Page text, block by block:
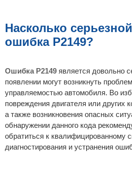
Насколько
ошибка P2149?
Ошибка P2149 является довольно
появлении могут возникнуть
управляемостью автомобиля. Во
повреждения двигателя или других
а также возникновения опасных
обнаружении данного кода
обратиться к квалифицированному
диагностирования и устранения